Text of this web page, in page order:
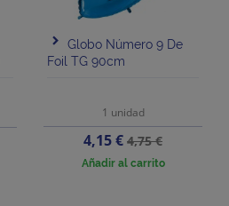
Globo Número 9 De
Foil TG 90cm
1 unidad
Precio
4,15 €Precio
base
4,75 €
Añadir al carrito